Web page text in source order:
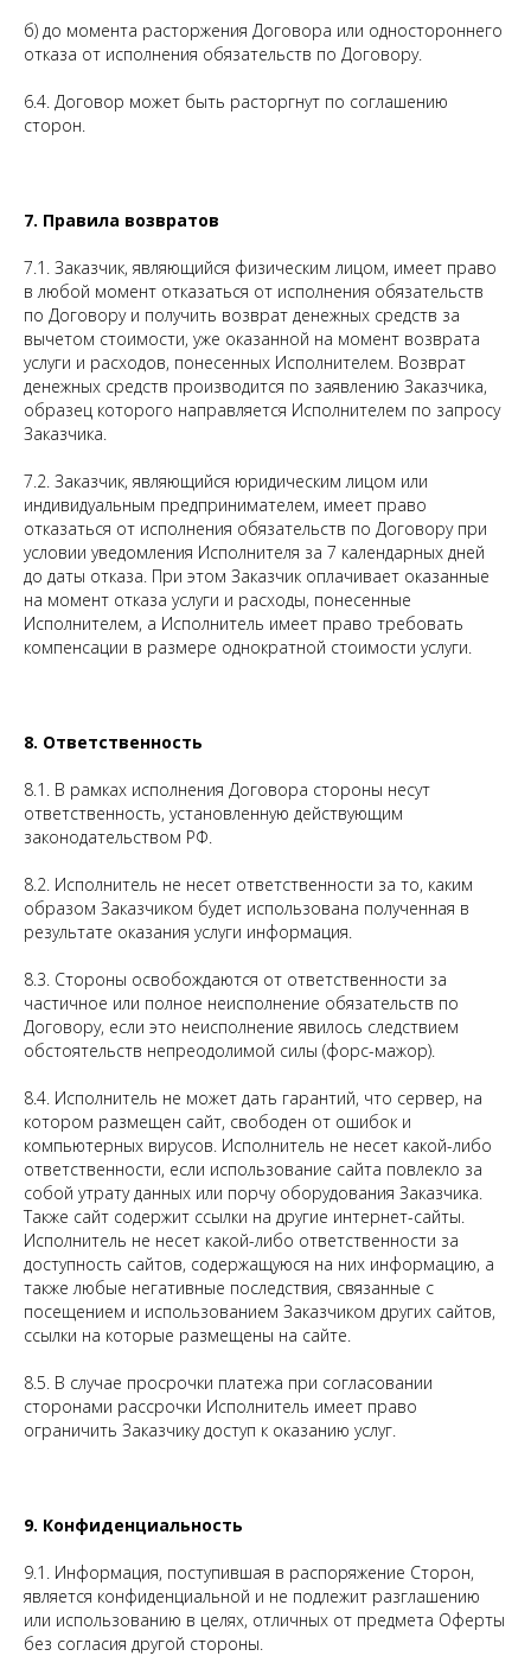
б) до момента расторжения Договора или одностороннего
отказа от исполнения обязательств по Договору.
6.4. Договор может быть расторгнут по соглашению
сторон.
7. Правила возвратов
7.1. Заказчик, являющийся физическим лицом, имеет право
в любой момент отказаться от исполнения обязательств
по Договору и получить возврат денежных средств за
вычетом стоимости, уже оказанной на момент возврата
услуги и расходов, понесенных Исполнителем. Возврат
денежных средств производится по заявлению Заказчика,
образец которого направляется Исполнителем по запросу
Заказчика.
7.2. Заказчик, являющийся юридическим лицом или
индивидуальным предпринимателем, имеет право
отказаться от исполнения обязательств по Договору при
условии уведомления Исполнителя за 7 календарных дней
до даты отказа. При этом Заказчик оплачивает оказанные
на момент отказа услуги и расходы, понесенные
Исполнителем, а Исполнитель имеет право требовать
компенсации в размере однократной стоимости услуги.
8. Ответственность
8.1. В рамках исполнения Договора стороны несут
ответственность, установленную действующим
законодательством РФ.
8.2. Исполнитель не несет ответственности за то, каким
образом Заказчиком будет использована полученная в
результате оказания услуги информация.
8.3. Стороны освобождаются от ответственности за
частичное или полное неисполнение обязательств по
Договору, если это неисполнение явилось следствием
обстоятельств непреодолимой силы (форс-мажор).
8.4. Исполнитель не может дать гарантий, что сервер, на
котором размещен сайт, свободен от ошибок и
компьютерных вирусов. Исполнитель не несет какой-либо
ответственности, если использование сайта повлекло за
собой утрату данных или порчу оборудования Заказчика.
Также сайт содержит ссылки на другие интернет-сайты.
Исполнитель не несет какой-либо ответственности за
доступность сайтов, содержащуюся на них информацию, а
также любые негативные последствия, связанные с
посещением и использованием Заказчиком других сайтов,
ссылки на которые размещены на сайте.
8.5. В случае просрочки платежа при согласовании
сторонами рассрочки Исполнитель имеет право
ограничить Заказчику доступ к оказанию услуг.
9. Конфиденциальность
9.1. Информация, поступившая в распоряжение Сторон,
является конфиденциальной и не подлежит разглашению
или использованию в целях, отличных от предмета Оферты
без согласия другой стороны.